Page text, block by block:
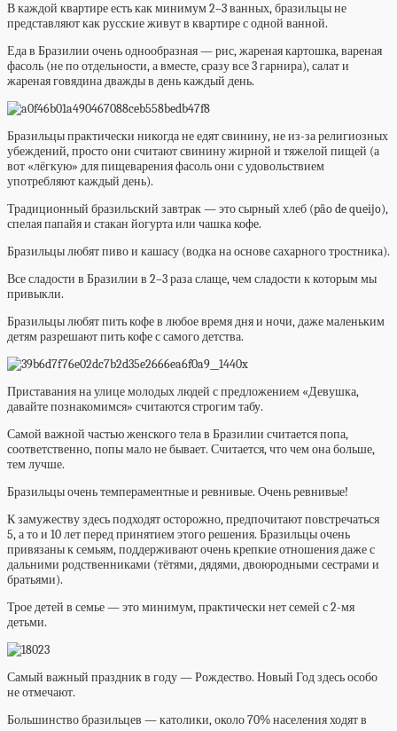
В каждой квартире есть как минимум 2–3 ванных, бразильцы не
представляют как русские живут в квартире с одной ванной.
Еда в Бразилии очень однообразная — рис, жареная картошка, вареная
фасоль (не по отдельности, а вместе, сразу все 3 гарнира), салат и
жареная говядина дважды в день каждый день.
Бразильцы практически никогда не едят свинину, не из-за религиозных
убеждений, просто они считают свинину жирной и тяжелой пищей (а
вот «лёгкую» для пищеварения фасоль они с удовольствием
употребляют каждый день).
Традиционный бразильский завтрак — это сырный хлеб (pão de queijo),
спелая папайя и стакан йогурта или чашка кофе.
Бразильцы любят пиво и кашасу (водка на основе сахарного тростника).
Все сладости в Бразилии в 2–3 раза слаще, чем сладости к которым мы
привыкли.
Бразильцы любят пить кофе в любое время дня и ночи, даже маленьким
детям разрешают пить кофе с самого детства.
Приставания на улице молодых людей с предложением «Девушка,
давайте познакомимся» считаются строгим табу.
Самой важной частью женского тела в Бразилии считается попа,
соответственно, попы мало не бывает. Считается, что чем она больше,
тем лучше.
Бразильцы очень темпераментные и ревнивые. Очень ревнивые!
К замужеству здесь подходят осторожно, предпочитают повстречаться
5, а то и 10 лет перед принятием этого решения. Бразильцы очень
привязаны к семьям, поддерживают очень крепкие отношения даже с
дальними родственниками (тётями, дядями, двоюродными сестрами и
братьями).
Трое детей в семье — это минимум, практически нет семей с 2-мя
детьми.
Самый важный праздник в году — Рождество. Новый Год здесь особо
не отмечают.
Большинство бразильцев — католики, около 70% населения ходят в